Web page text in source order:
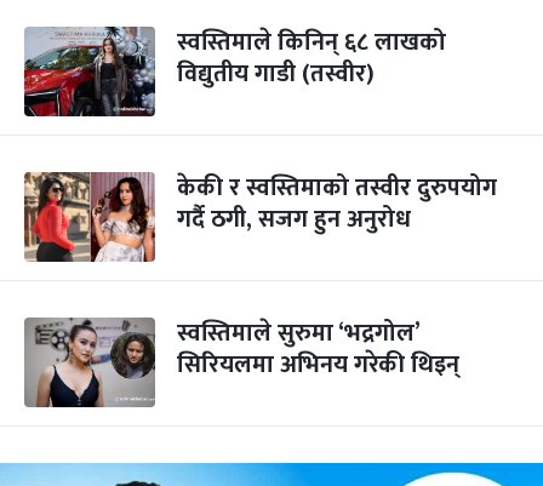
स्वस्तिमाले किनिन् ६८ लाखको
विद्युतीय गाडी (तस्वीर)
केकी र स्वस्तिमाको तस्वीर दुरुपयोग
गर्दै ठगी, सजग हुन अनुरोध
स्वस्तिमाले सुरुमा ‘भद्रगोल’
सिरियलमा अभिनय गरेकी थिइन्